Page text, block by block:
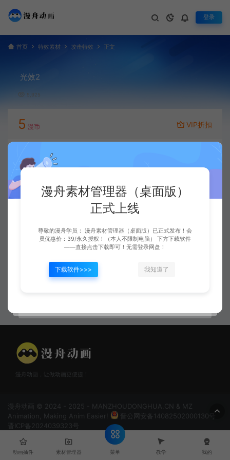
登录
首页 特效素材 攻击特效 正文
光效2
5,925
5 漫币 VIP折扣
立即下载
漫舟动画，让做动画更便捷！
漫舟动画 © 2024 - 2025 - MANZHOUDONGHUA.CN & MZ
Animation, Making Anim Easier!
晋公网安备14082502000130号
晋ICP备2024039323号
动画插件 素材管理器 菜单 教学 我的
漫舟素材管理器（桌面版）
正式上线
尊敬的漫舟学员： 漫舟素材管理器（桌面版）已正式发布！会
员优惠价：39/永久授权！（本人不限制电脑） 下方下载软件
——直接点击下载即可！无需登录网盘！
下载软件>>> 我知道了